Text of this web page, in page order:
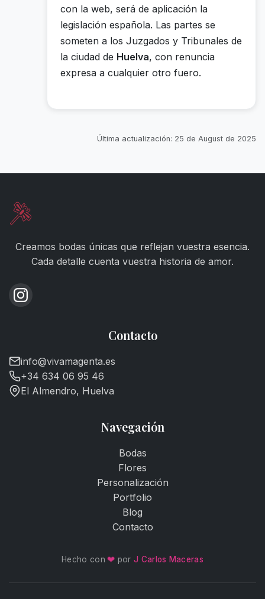
con la web, será de aplicación la
legislación española. Las partes se
someten a los Juzgados y Tribunales de
la ciudad de Huelva, con renuncia
expresa a cualquier otro fuero.
Última actualización: 25 de August de 2025
Creamos bodas únicas que reflejan vuestra esencia.
Cada detalle cuenta vuestra historia de amor.
Contacto
info@vivamagenta.es
+34 634 06 95 46
El Almendro, Huelva
Navegación
Bodas
Flores
Personalización
Portfolio
Blog
Contacto
Hecho con❤ por J Carlos Maceras